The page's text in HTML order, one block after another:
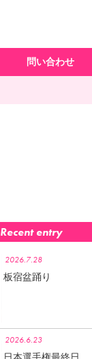
問い合わせ
Recent entry
2026.7.28
板宿盆踊り
2026.6.23